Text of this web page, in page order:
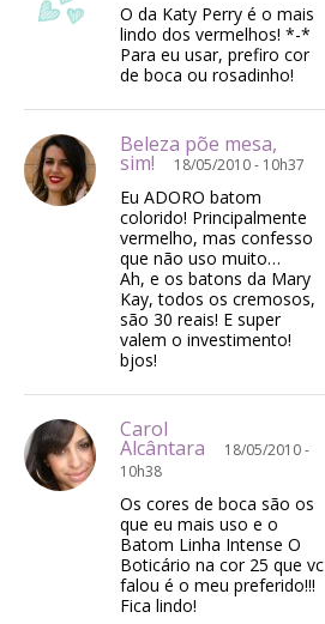
O da Katy Perry é o mais
lindo dos vermelhos! *-*
Para eu usar, prefiro cor
de boca ou rosadinho!
Beleza põe mesa,
sim! 18/05/2010 - 10h37
Eu ADORO batom
colorido! Principalmente
vermelho, mas confesso
que não uso muito…
Ah, e os batons da Mary
Kay, todos os cremosos,
são 30 reais! E super
valem o investimento!
bjos!
Carol
Alcântara
18/05/2010 -
10h38
Os cores de boca são os
que eu mais uso e o
Batom Linha Intense O
Boticário na cor 25 que vc
falou é o meu preferido!!!
Fica lindo!